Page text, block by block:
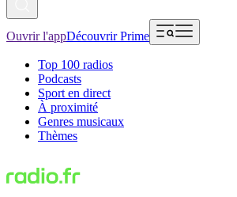
Ouvrir l'appDécouvrir Prime
Top 100 radios
Podcasts
Sport en direct
À proximité
Genres musicaux
Thèmes